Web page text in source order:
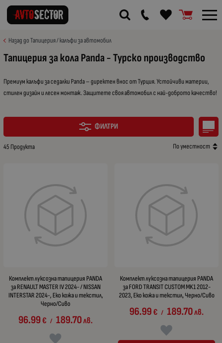
Назад до Тапицерия / калъфи за автомобил
Тапицерия за кола Panda - Турско производство
Премиум калъфи за седалки Panda – директен внос от Турция. Устойчиви материи,
стилен дизайн и лесен монтаж. Защитете своя автомобил с най-доброто качество!
ФИЛТРИ
45 Продукта По уместност
Комплект луксозна тапицерия PANDA
за RENAULT MASTER IV 2024- / NISSAN
INTERSTAR 2024-, Еко кожа и текстил,
Черно/Сиво
96.99€ / 189.70лв.
Комплект луксозна тапицерия PANDA
за FORD TRANSIT CUSTOM MK1 2012-
2023, Еко кожа и текстил, Черно/Сиво
96.99€ / 189.70лв.